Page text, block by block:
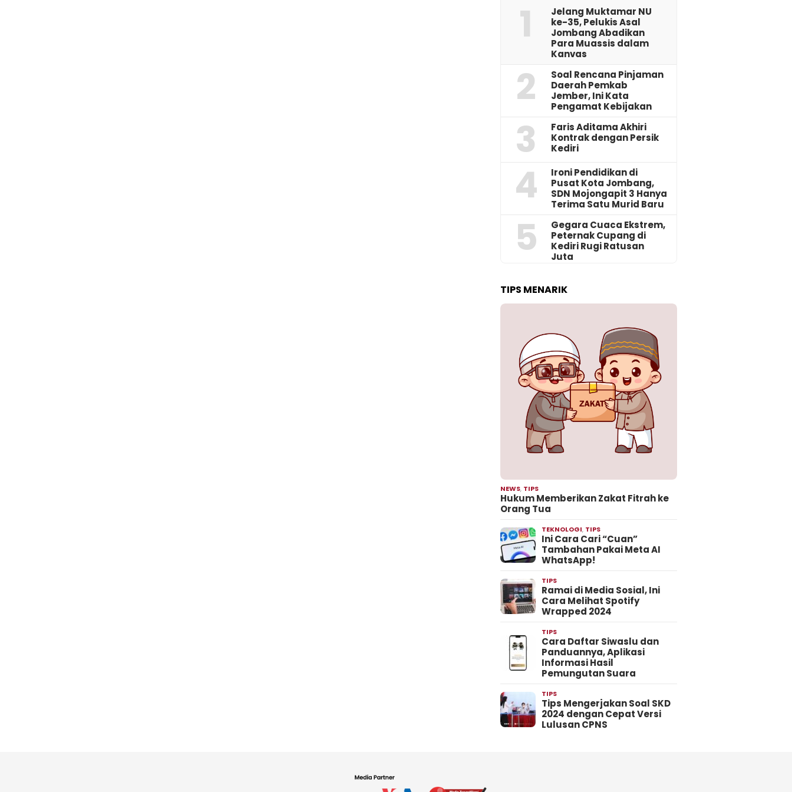
1
Jelang Muktamar NU
ke-35, Pelukis Asal
Jombang Abadikan
Para Muassis dalam
Kanvas
2
‎Soal Rencana Pinjaman
Daerah Pemkab
Jember, Ini Kata
Pengamat Kebijakan ‎
3
Faris Aditama Akhiri
Kontrak dengan Persik
Kediri
4
Ironi Pendidikan di
Pusat Kota Jombang,
SDN Mojongapit 3 Hanya
Terima Satu Murid Baru
5
‎Gegara Cuaca Ekstrem,
Peternak Cupang di
Kediri Rugi Ratusan
Juta
TIPS MENARIK
NEWS, TIPS
Hukum Memberikan Zakat Fitrah ke
Orang Tua
TEKNOLOGI, TIPS
Ini Cara Cari “Cuan”
Tambahan Pakai Meta AI
WhatsApp!
TIPS
Ramai di Media Sosial, Ini
Cara Melihat Spotify
Wrapped 2024
TIPS
Cara Daftar Siwaslu dan
Panduannya, Aplikasi
Informasi Hasil
Pemungutan Suara
TIPS
Tips Mengerjakan Soal SKD
2024 dengan Cepat Versi
Lulusan CPNS